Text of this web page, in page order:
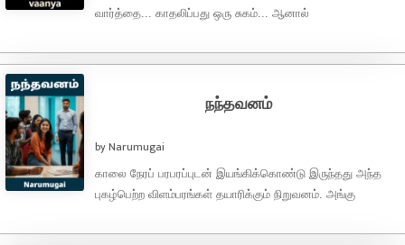
வார்த்தை... காதலிப்பது ஒரு சுகம்... ஆனால்
திருமணமா..? கொண்டாட்டமா..? காதலின்
நந்தவனம்
by Narumugai
காலை நேரப் பரபரப்புடன் இயங்கிக்கொண்டு இருந்தது அந்த
புகழ்பெற்ற விளம்பரங்கள் தயாரிக்கும் நிறுவனம். அங்கு
பேசிகொண்டு ...